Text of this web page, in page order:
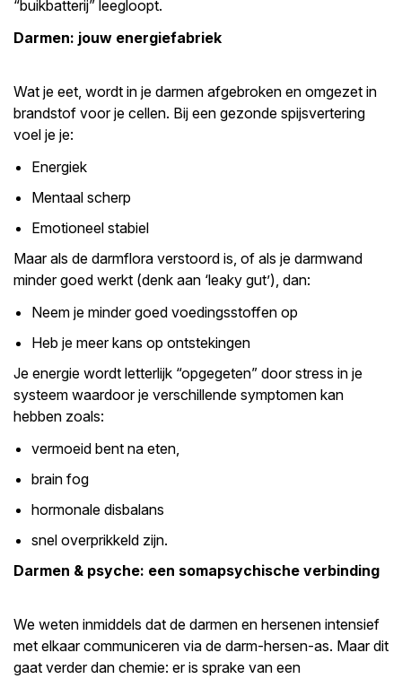
“buikbatterij” leegloopt.
Darmen: jouw energiefabriek
Wat je eet, wordt in je darmen afgebroken en omgezet in
brandstof voor je cellen. Bij een gezonde spijsvertering
voel je je:
Energiek
Mentaal scherp
Emotioneel stabiel
Maar als de darmflora verstoord is, of als je darmwand
minder goed werkt (denk aan ‘leaky gut’), dan:
Neem je minder goed voedingsstoffen op
Heb je meer kans op ontstekingen
Je energie wordt letterlijk “opgegeten” door stress in je
systeem waardoor je verschillende symptomen kan
hebben zoals:
vermoeid bent na eten,
brain fog
hormonale disbalans
snel overprikkeld zijn.
Darmen & psyche: een somapsychische verbinding
We weten inmiddels dat de darmen en hersenen intensief
met elkaar communiceren via de darm-hersen-as. Maar dit
gaat verder dan chemie: er is sprake van een